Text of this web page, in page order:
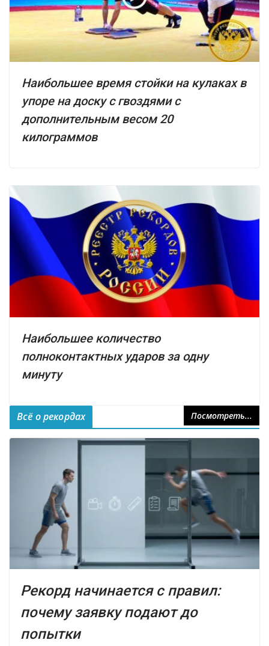
Наибольшее время стойки на кулаках в
упоре на доску с гвоздями с
дополнительным весом 20
килограммов
Наибольшее количество
полноконтактных ударов за одну
минуту
Всё о рекордах Посмотреть...
Рекорд начинается с правил:
почему заявку подают до
попытки